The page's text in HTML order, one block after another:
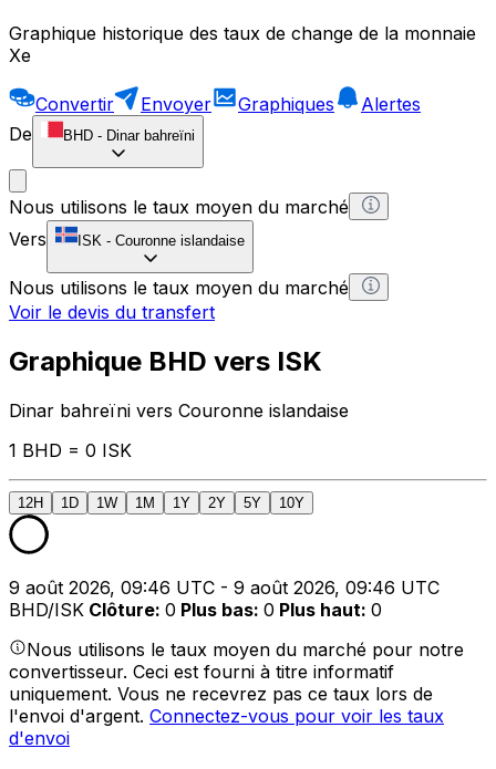
Graphique historique des taux de change de la monnaie
Xe
Convertir Envoyer Graphiques
Alertes
De
BHD - Dinar bahreïni
Nous utilisons le taux moyen du marché
Vers
ISK - Couronne islandaise
Nous utilisons le taux moyen du marché
Voir le devis du transfert
Graphique BHD vers ISK
Dinar bahreïni vers Couronne islandaise
1 BHD = 0 ISK
12H 1D 1W 1M 1Y 2Y 5Y 10Y
9 août 2026, 09:46 UTC - 9 août 2026, 09:46 UTC
BHD/ISK Clôture: 0 Plus bas: 0 Plus haut: 0
Nous utilisons le taux moyen du marché pour notre
convertisseur. Ceci est fourni à titre informatif
uniquement. Vous ne recevrez pas ce taux lors de
l'envoi d'argent. Connectez-vous pour voir les taux
d'envoi